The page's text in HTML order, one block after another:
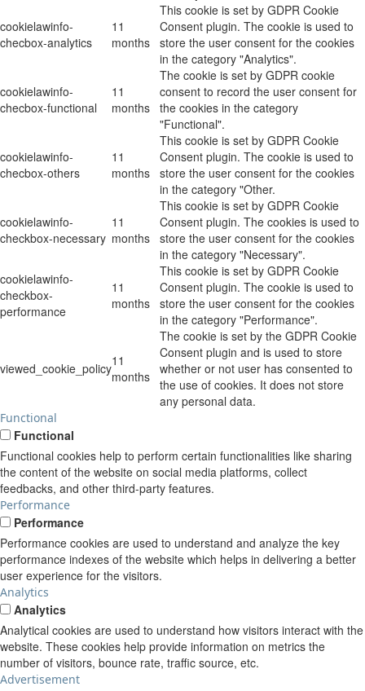
cookielawinfo-
checbox-analytics
11
months
This cookie is set by GDPR Cookie
Consent plugin. The cookie is used to
store the user consent for the cookies
in the category "Analytics".
cookielawinfo-
checbox-functional
11
months
The cookie is set by GDPR cookie
consent to record the user consent for
the cookies in the category
"Functional".
cookielawinfo-
checbox-others
11
months
This cookie is set by GDPR Cookie
Consent plugin. The cookie is used to
store the user consent for the cookies
in the category "Other.
cookielawinfo-
checkbox-necessary
11
months
This cookie is set by GDPR Cookie
Consent plugin. The cookies is used to
store the user consent for the cookies
in the category "Necessary".
cookielawinfo-
checkbox-
performance
11
months
This cookie is set by GDPR Cookie
Consent plugin. The cookie is used to
store the user consent for the cookies
in the category "Performance".
viewed_cookie_policy11
months
The cookie is set by the GDPR Cookie
Consent plugin and is used to store
whether or not user has consented to
the use of cookies. It does not store
any personal data.
Functional
Functional
Functional cookies help to perform certain functionalities like sharing
the content of the website on social media platforms, collect
feedbacks, and other third-party features.
Performance
Performance
Performance cookies are used to understand and analyze the key
performance indexes of the website which helps in delivering a better
user experience for the visitors.
Analytics
Analytics
Analytical cookies are used to understand how visitors interact with the
website. These cookies help provide information on metrics the
number of visitors, bounce rate, traffic source, etc.
Advertisement